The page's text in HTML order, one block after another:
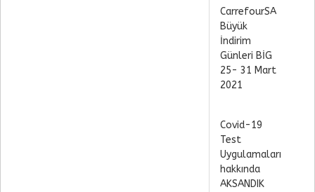
CarrefourSA
Büyük
İndirim
Günleri BİG
25- 31 Mart
2021
Covid-19
Test
Uygulamaları
hakkında
AKSANDIK